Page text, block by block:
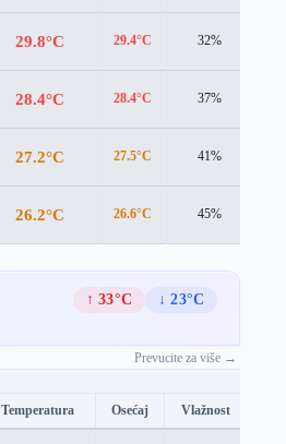
29.8°C 29.4°C 32%
28.4°C 28.4°C 37%
27.2°C 27.5°C 41%
26.2°C 26.6°C 45%
↑ 33°C
↓ 23°C
Prevucite za više →
Temperatura Osećaj Vlažnost